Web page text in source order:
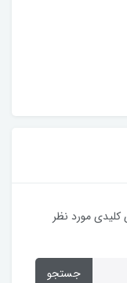
مورد نظر
جستجو